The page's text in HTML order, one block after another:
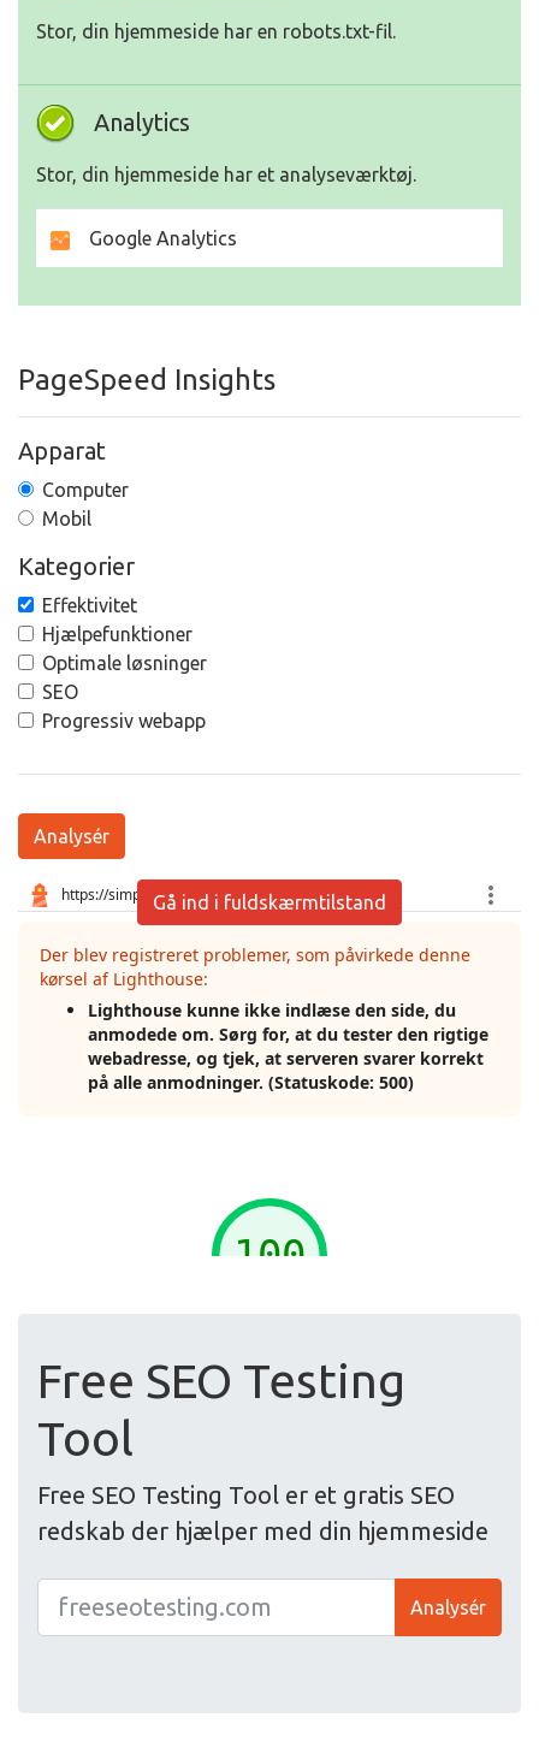
Stor, din hjemmeside har en robots.txt-fil.
Analytics
Stor, din hjemmeside har et analyseværktøj.
Google Analytics
PageSpeed Insights
Apparat
Computer
Mobil
Kategorier
Effektivitet
Hjælpefunktioner
Optimale løsninger
SEO
Progressiv webapp
Analysér
Gå ind i fuldskærmtilstand
Free SEO Testing
Tool
Free SEO Testing Tool er et gratis SEO
redskab der hjælper med din hjemmeside
Analysér